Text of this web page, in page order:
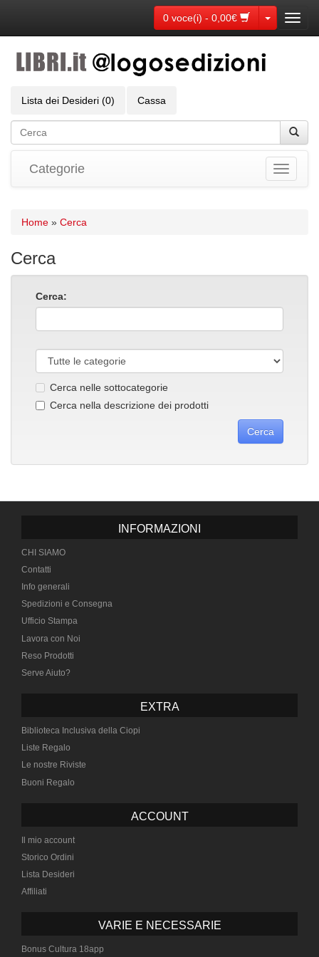
0 voce(i) - 0,00€ Toggle
Lista dei Desideri (0) Cassa
Toggle
Categorie
Home » Cerca
Cerca
Cerca:
Cerca nelle sottocategorie
Cerca nella descrizione dei prodotti
INFORMAZIONI
CHI SIAMO
Contatti
Info generali
Spedizioni e Consegna
Ufficio Stampa
Lavora con Noi
Reso Prodotti
Serve Aiuto?
EXTRA
Biblioteca Inclusiva della Ciopi
Liste Regalo
Le nostre Riviste
Buoni Regalo
ACCOUNT
Il mio account
Storico Ordini
Lista Desideri
Affiliati
VARIE E NECESSARIE
Bonus Cultura 18app